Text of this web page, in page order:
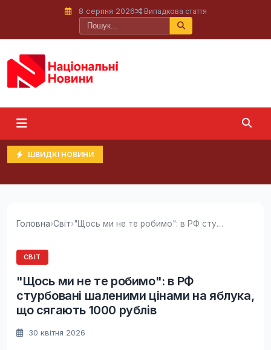
8 серпня 2026 Випадкова стаття
ШВИДКІ НОВИНИ
Головна›Світ› "Щось ми не те робимо": в РФ стурбовані...
СВІТ
"Щось ми не те робимо": в РФ
стурбовані шаленими цінами на яблука,
що сягають 1000 рублів
30 квітня 2026